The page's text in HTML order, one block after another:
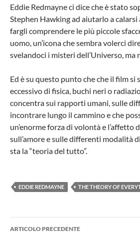
Eddie Redmayne ci dice che è stato
Stephen Hawking ad aiutarlo a
fargli comprendere le più piccole
uomo, un’icona che sembra volerci
svelandoci i misteri dell’Universo, ma
Ed è su questo punto che che il film
eccessivo di fisica, buchi neri o
concentra sui rapporti umani, sulle
incontrare lungo il cammino e che
un’enorme forza di volontà e l’affetto
sull’amore e sulle differenti modalità
sta la “teoria del tutto”.
EDDIE REDMAYNE THE THEORY OF
Navigazione
ARTICOLO PRECEDENTE